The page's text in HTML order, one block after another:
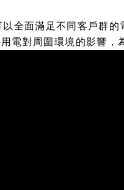
面滿足不同客戶群的
電對周圍環境的影響，